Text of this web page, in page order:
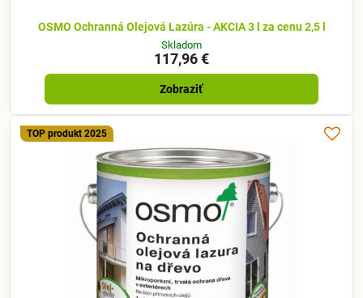
OSMO Ochranná Olejová Lazúra - AKCIA 3 l za cenu 2,5 l
Skladom
117,96 €
Zobraziť
TOP produkt 2025